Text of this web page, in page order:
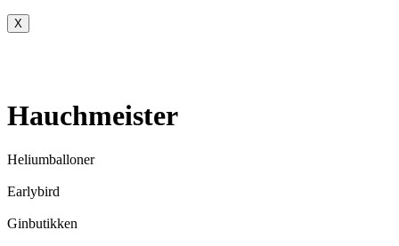
X
Hauchmeister
Heliumballoner
Earlybird
Ginbutikken